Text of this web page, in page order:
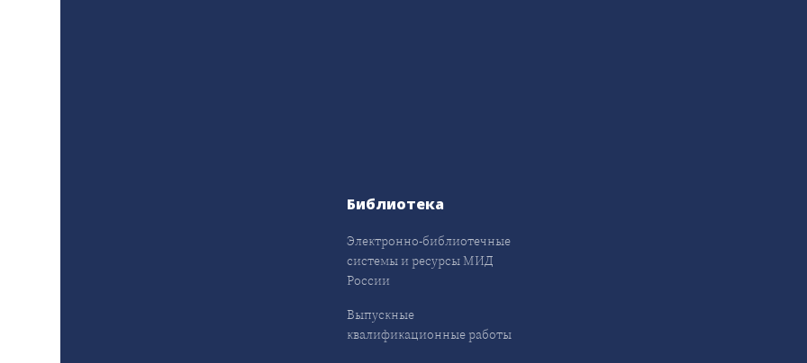
Библиотека
Электронно-библиотечные
системы и ресурсы МИД
России
Выпускные
квалификационные работы